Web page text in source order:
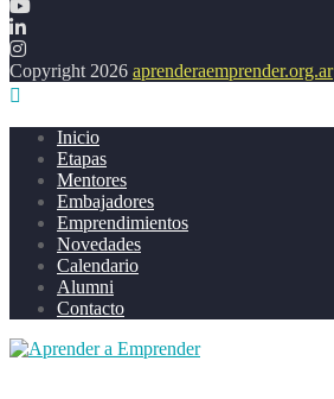
Copyright 2026 aprenderaemprender.org.ar
Inicio
Etapas
Mentores
Embajadores
Emprendimientos
Novedades
Calendario
Alumni
Contacto